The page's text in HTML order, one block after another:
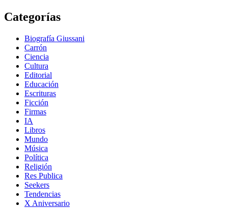
Categorías
Biografía Giussani
Carrón
Ciencia
Cultura
Editorial
Educación
Escrituras
Ficción
Firmas
IA
Libros
Mundo
Música
Política
Religión
Res Publica
Seekers
Tendencias
X Aniversario